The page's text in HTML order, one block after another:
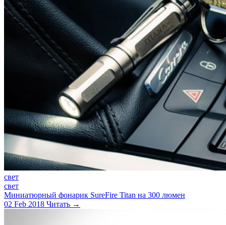
свет
свет
Миниатюрный фонарик SureFire Titan на 300 люмен
02 Feb 2018 Читать →